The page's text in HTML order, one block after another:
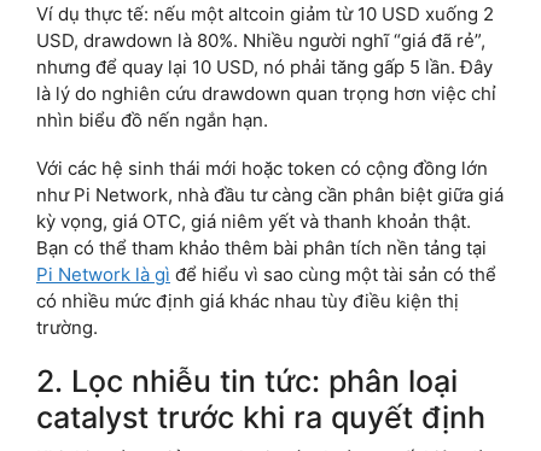
Ví dụ thực tế: nếu một altcoin giảm từ 10 USD xuống 2
USD, drawdown là 80%. Nhiều người nghĩ “giá đã rẻ”,
nhưng để quay lại 10 USD, nó phải tăng gấp 5 lần. Đây
là lý do nghiên cứu drawdown quan trọng hơn việc chỉ
nhìn biểu đồ nến ngắn hạn.
Với các hệ sinh thái mới hoặc token có cộng đồng lớn
như Pi Network, nhà đầu tư càng cần phân biệt giữa giá
kỳ vọng, giá OTC, giá niêm yết và thanh khoản thật.
Bạn có thể tham khảo thêm bài phân tích nền tảng tại
Pi Network là gì để hiểu vì sao cùng một tài sản có thể
có nhiều mức định giá khác nhau tùy điều kiện thị
trường.
2. Lọc nhiễu tin tức: phân loại
catalyst trước khi ra quyết định